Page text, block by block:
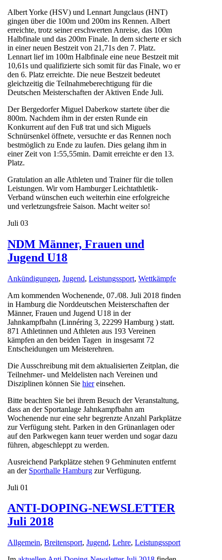
Albert Yorke (HSV) und Lennart Jungclaus (HNT)
gingen über die 100m und 200m ins Rennen. Albert
erreichte, trotz seiner erschwerten Anreise, das 100m
Halbfinale und das 200m Finale. In dem sicherte er sich
in einer neuen Bestzeit von 21,71s den 7. Platz.
Lennart lief im 100m Halbfinale eine neue Bestzeit mit
10,61s und qualifizierte sich somit für das Finale, wo er
den 6. Platz erreichte. Die neue Bestzeit bedeutet
gleichzeitig die Teilnahmeberechtigung für die
Deutschen Meisterschaften der Aktiven Ende Juli.
Der Bergedorfer Miguel Daberkow startete über die
800m. Nachdem ihm in der ersten Runde ein
Konkurrent auf den Fuß trat und sich Miguels
Schnürsenkel öffnete, versuchte er das Rennen noch
bestmöglich zu Ende zu laufen. Dies gelang ihm in
einer Zeit von 1:55,55min. Damit erreichte er den 13.
Platz.
Gratulation an alle Athleten und Trainer für die tollen
Leistungen. Wir vom Hamburger Leichtathletik-
Verband wünschen euch weiterhin eine erfolgreiche
und verletzungsfreie Saison. Macht weiter so!
Juli 03
NDM Männer, Frauen und
Jugend U18
Ankündigungen,Jugend,Leistungssport,Wettkämpfe
Am kommenden Wochenende, 07./08. Juli 2018 finden
in Hamburg die Norddeutschen Meisterschaften der
Männer, Frauen und Jugend U18 in der
Jahnkampfbahn (Linnéring 3, 22299 Hamburg ) statt.
871 Athletinnen und Athleten aus 193 Vereinen
kämpfen an den beiden Tagen in insgesamt 72
Entscheidungen um Meisterehren.
Die Ausschreibung mit dem aktualisierten Zeitplan, die
Teilnehmer- und Meldelisten nach Vereinen und
Disziplinen können Siehiereinsehen.
Bitte beachten Sie bei ihrem Besuch der Veranstaltung,
dass an der Sportanlage Jahnkampfbahn am
Wochenende nur eine sehr begrenzte Anzahl Parkplätze
zur Verfügung steht. Parken in den Grünanlagen oder
auf den Parkwegen kann teuer werden und sogar dazu
führen, abgeschleppt zu werden.
Ausreichend Parkplätze stehen 9 Gehminuten entfernt
an der Sporthalle Hamburg zur Verfügung.
Juli 01
ANTI-DOPING-NEWSLETTER
Juli 2018
Allgemein,Breitensport,Jugend,Lehre,Leistungssport